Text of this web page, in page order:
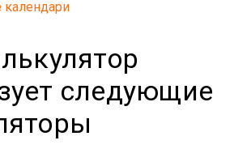
календари
следующие